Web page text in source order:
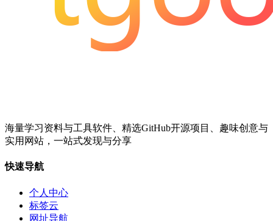
海量学习资料与工具软件、精选GitHub开源项目、趣味创意与
实用网站，一站式发现与分享
快速导航
个人中心
标签云
网址导航